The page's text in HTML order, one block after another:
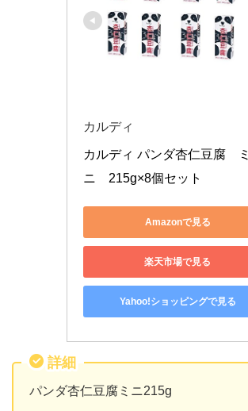
カルディ
カルディ パンダ杏仁豆腐　ミ
ニ　215g×8個セット
Amazonで見る
楽天市場で見る
Yahoo!ショッピングで見る
詳細
パンダ杏仁豆腐ミニ215g